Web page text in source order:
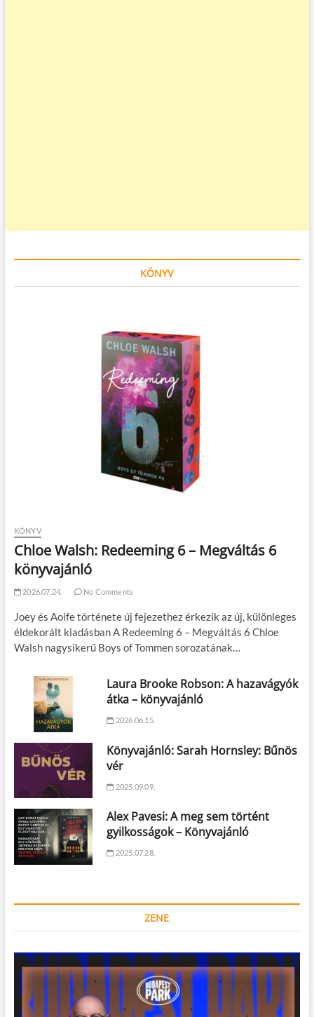
KÖNYV
KÖNYV
Chloe Walsh: Redeeming 6 – Megváltás 6
könyvajánló
2026.07.24. No Comments
Joey és Aoife története új fejezethez érkezik az új, különleges
éldekorált kiadásban A Redeeming 6 – Megváltás 6 Chloe
Walsh nagysikerű Boys of Tommen sorozatának…
Laura Brooke Robson: A hazavágyók
átka – könyvajánló
2026.06.15.
Könyvajánló: Sarah Hornsley: Bűnös
vér
2025.09.09.
Alex Pavesi: A meg sem történt
gyilkosságok – Könyvajánló
2025.07.28.
ZENE